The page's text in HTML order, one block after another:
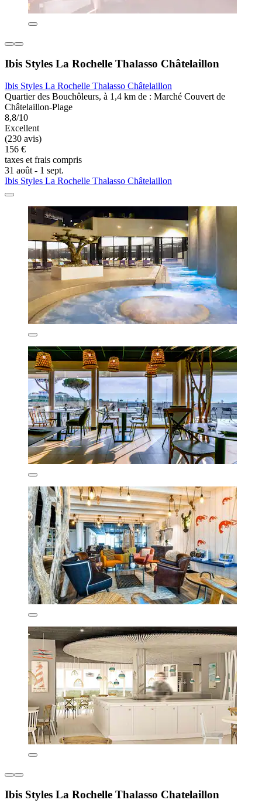
Ibis Styles La Rochelle Thalasso Châtelaillon
Ibis Styles La Rochelle Thalasso Châtelaillon
Quartier des Bouchôleurs, à 1,4 km de : Marché Couvert de
Châtelaillon-Plage
8,8/10
Excellent
(230 avis)
156 €
taxes et frais compris
31 août - 1 sept.
Ibis Styles La Rochelle Thalasso Châtelaillon
Ibis Styles La Rochelle Thalasso Chatelaillon